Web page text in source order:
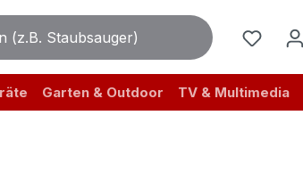
Garten & Outdoor TV & Multimedia